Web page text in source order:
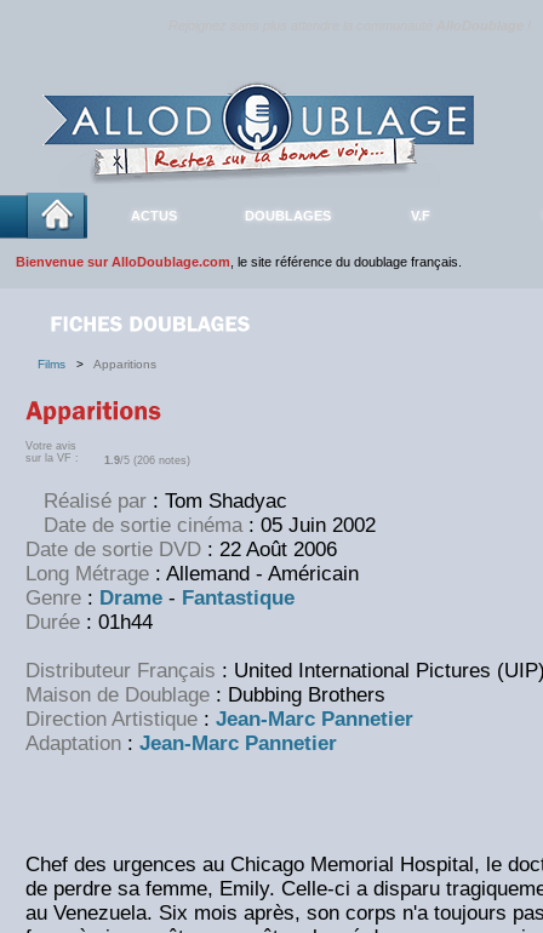
ACTUS DOUBLAGES V.F
Bienvenue sur AlloDoublage.com , le site référence du doublage français.
Films > Apparitions
Votre avis
sur la VF :
1.9/5 (206 notes)
Réalisé par : Tom Shadyac
Date de sortie cinéma : 05 Juin 2002
Date de sortie DVD : 22 Août 2006
Long Métrage : Allemand - Américain
Genre : Drame - Fantastique
Durée : 01h44
Distributeur Français : United International Pictures
Maison de Doublage : Dubbing Brothers
Direction Artistique : Jean-Marc Pannetier
Adaptation : Jean-Marc Pannetier
Chef des urgences au Chicago Memorial Hospital, le
de perdre sa femme, Emily. Celle-ci a disparu
au Venezuela. Six mois après, son corps n'a toujours